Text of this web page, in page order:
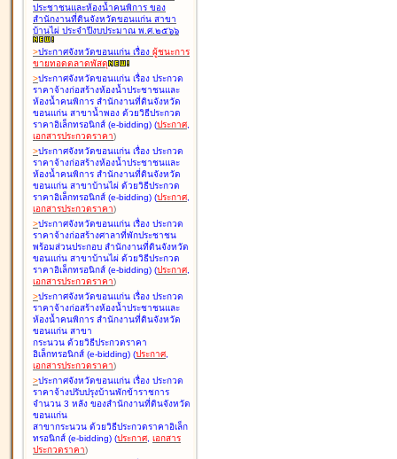
ประชาชนและห้องน้ำคนพิการ ของ
สำนักงานที่ดินจังหวัดขอนแก่น สาขา
บ้านไผ่ ประจำปีงบประมาณ พ.ศ.๒๕๖๖
>ประกาศจังหวัดขอนแก่น เรื่อง ผู้ชนะการ
ขายทอดตลาดพัสดุ
>ประกาศจังหวัดขอนแก่น เรื่อง ประกวด
ราคาจ้างก่อสร้างห้องน้ำประชาชนและ
ห้องน้ำคนพิการ สำนักงานที่ดินจังหวัด
ขอนแก่น สาขาน้ำพอง ด้วยวิธีประกวด
ราคาอิเล็กทรอนิกส์ (e-bidding) (ประกาศ,
เอกสารประกวดราคา)
>ประกาศจังหวัดขอนแก่น เรื่อง ประกวด
ราคาจ้างก่อสร้างห้องน้ำประชาชนและ
ห้องน้ำคนพิการ สำนักงานที่ดินจังหวัด
ขอนแก่น สาขาบ้านไผ่ ด้วยวิธีประกวด
ราคาอิเล็กทรอนิกส์ (e-bidding) (ประกาศ,
เอกสารประกวดราคา)
>ประกาศจังหวัดขอนแก่น เรื่อง ประกวด
ราคาจ้างก่อสร้างศาลาที่พักประชาชน
พร้อมส่วนประกอบ สำนักงานที่ดินจังหวัด
ขอนแก่น สาขาบ้านไผ่ ด้วยวิธีประกวด
ราคาอิเล็กทรอนิกส์ (e-bidding) (ประกาศ,
เอกสารประกวดราคา)
>ประกาศจังหวัดขอนแก่น เรื่อง ประกวด
ราคาจ้างก่อสร้างห้องน้ำประชาชนและ
ห้องน้ำคนพิการ สำนักงานที่ดินจังหวัด
ขอนแก่น สาขา
กระนวน ด้วยวิธีประกวดราคา
อิเล็กทรอนิกส์ (e-bidding) (ประกาศ,
เอกสารประกวดราคา)
>ประกาศจังหวัดขอนแก่น เรื่อง ประกวด
ราคาจ้างปรับปรุงบ้านพักข้าราชการ
จำนวน 3 หลัง ของสำนักงานที่ดินจังหวัด
ขอนแก่น
สาขากระนวน ด้วยวิธีประกวดราคาอิเล็ก
ทรอนิกส์ (e-bidding) (ประกาศ, เอกสาร
ประกวดราคา)